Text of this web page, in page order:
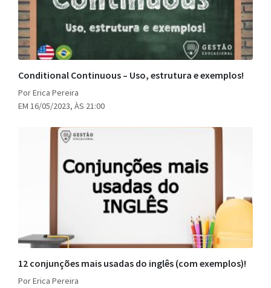
Conditional Continuous – Uso, estrutura e exemplos!
Por Erica Pereira
EM 16/05/2023, ÀS 21:00
12 conjunções mais usadas do inglês (com exemplos)!
Por Erica Pereira